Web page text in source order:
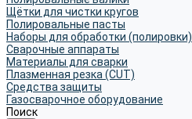
Щётки для чистки кругов
Полировальные пасты
Наборы для обработки (полировки)
Сварочные аппараты
Материалы для сварки
Плазменная резка (CUT)
Средства защиты
Газосварочное оборудование
Поиск